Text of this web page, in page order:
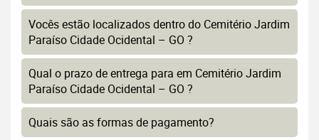
Vocês estão localizados dentro do Cemitério Jardim
Paraíso Cidade Ocidental – GO ?
Qual o prazo de entrega para em Cemitério Jardim
Paraíso Cidade Ocidental – GO ?
Quais são as formas de pagamento?